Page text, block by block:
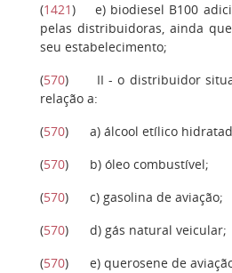
(1421) e) biodiesel B100
pelas distribuidoras, ainda
seu estabelecimento;
(570) II - o distribuidor
relação a:
(570) a) álcool etílico
(570) b) óleo combustível;
(570) c) gasolina de aviação;
(570) d) gás natural veicular;
(570) e) querosene de